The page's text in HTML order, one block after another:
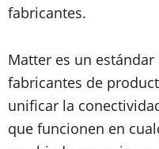
fabricantes.
Matter es un
fabricantes de
unificar la
que funcionen en